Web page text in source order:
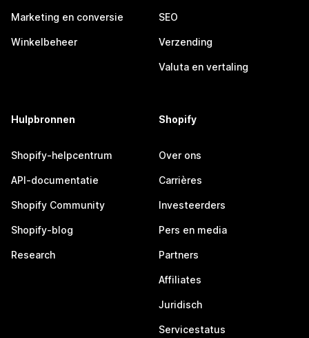
Marketing en conversie
Winkelbeheer
SEO
Verzending
Valuta en vertaling
Hulpbronnen
Shopify-helpcentrum
API-documentatie
Shopify Community
Shopify-blog
Research
Shopify
Over ons
Carrières
Investeerders
Pers en media
Partners
Affiliates
Juridisch
Servicestatus